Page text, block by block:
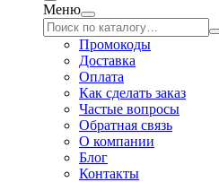
Меню
Промокоды
Доставка
Оплата
Как сделать заказ
Частые вопросы
Обратная связь
О компании
Блог
Контакты